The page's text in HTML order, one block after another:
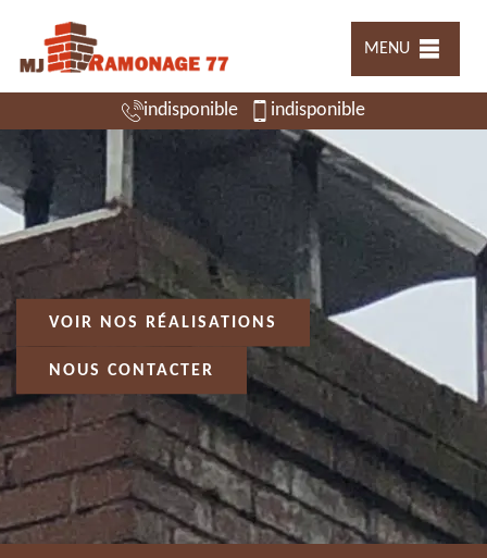
MENU
indisponible indisponible
VOIR NOS RÉALISATIONS
NOUS CONTACTER